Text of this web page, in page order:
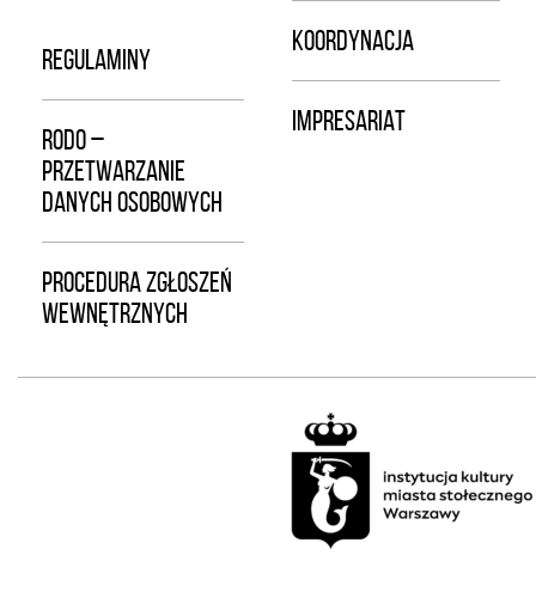
REGULAMINY
RODO –
PRZETWARZANIE
DANYCH OSOBOWYCH
PROCEDURA ZGŁOSZEŃ
WEWNĘTRZNYCH
KOORDYNACJA
IMPRESARIAT